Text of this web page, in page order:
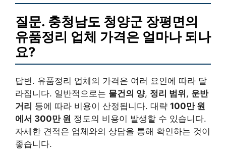
질문. 충청남도 청양군 장평면의
유품정리 업체 가격은 얼마나 되나
요?
답변. 유품정리 업체의 가격은 여러 요인에 따라 달
라집니다. 일반적으로는 물건의 양, 정리 범위 , 운반
거리 등에 따라 비용이 산정됩니다. 대략 100만 원
에서 300만 원 정도의 비용이 발생할 수 있습니다.
자세한 견적은 업체와의 상담을 통해 확인하는 것이
좋습니다.